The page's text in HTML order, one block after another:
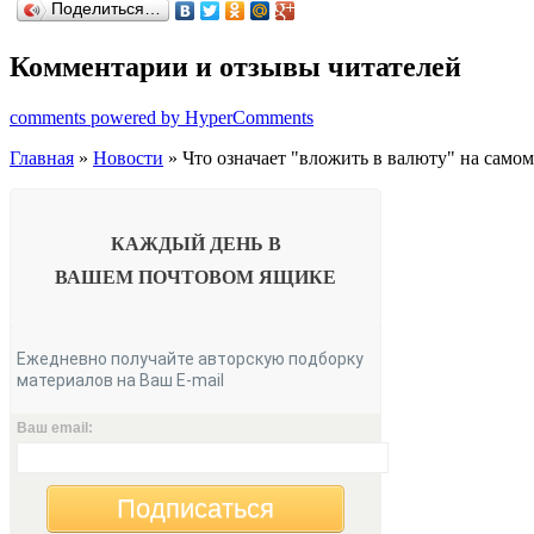
Поделиться…
Комментарии и отзывы читателей
comments powered by HyperComments
Главная » Новости » Что означает "вложить в валюту" на
КАЖДЫЙ ДЕНЬ В
ВАШЕМ ПОЧТОВОМ ЯЩИКЕ
Ежедневно получайте авторскую подборку
материалов на Ваш E-mail
Ваш email:
Подписаться